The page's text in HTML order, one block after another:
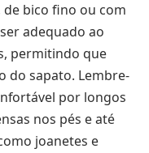
de bico fino ou com
adequado ao
permitindo que
do sapato. Lembre-
por longos
nos pés e até
joanetes e